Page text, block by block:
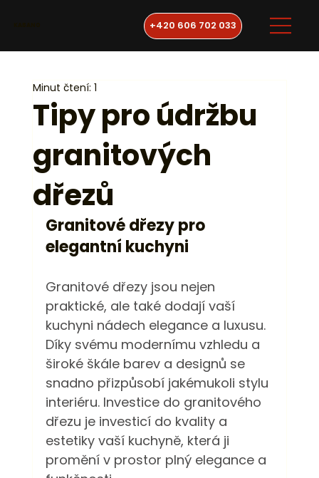
+420 606 702 033
Tipy pro údržbu
granitových
dřezů
Minut čtení: 1
Granitové dřezy pro
elegantní kuchyni
Granitové dřezy jsou nejen
praktické, ale také dodají vaší
kuchyni nádech elegance a luxusu.
Díky svému modernímu vzhledu a
široké škále barev a designů se
snadno přizpůsobí jakémukoli stylu
interiéru. Investice do granitového
dřezu je investicí do kvality a
estetiky vaší kuchyně, která ji
promění v prostor plný elegance a